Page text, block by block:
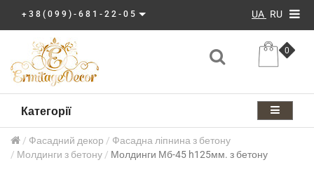
+38(099)-681-22-05 UA RU
0
Категорії
Фасадний декор
Фасадна ліпнина з бетону
Молдинги з бетону
Молдинги Мб-45 h125мм. з бетону